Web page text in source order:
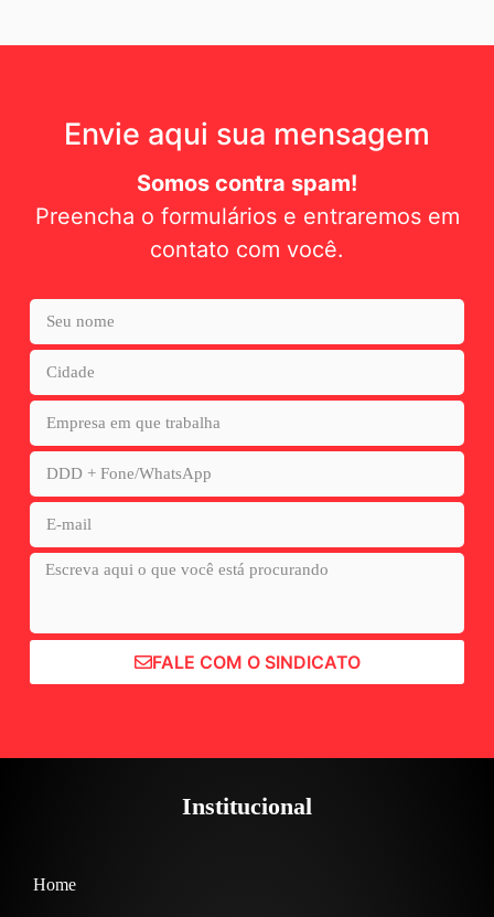
Envie aqui sua mensagem
Somos contra spam!
Preencha o formulários e entraremos em
contato com você.
FALE COM O SINDICATO
Institucional
Home